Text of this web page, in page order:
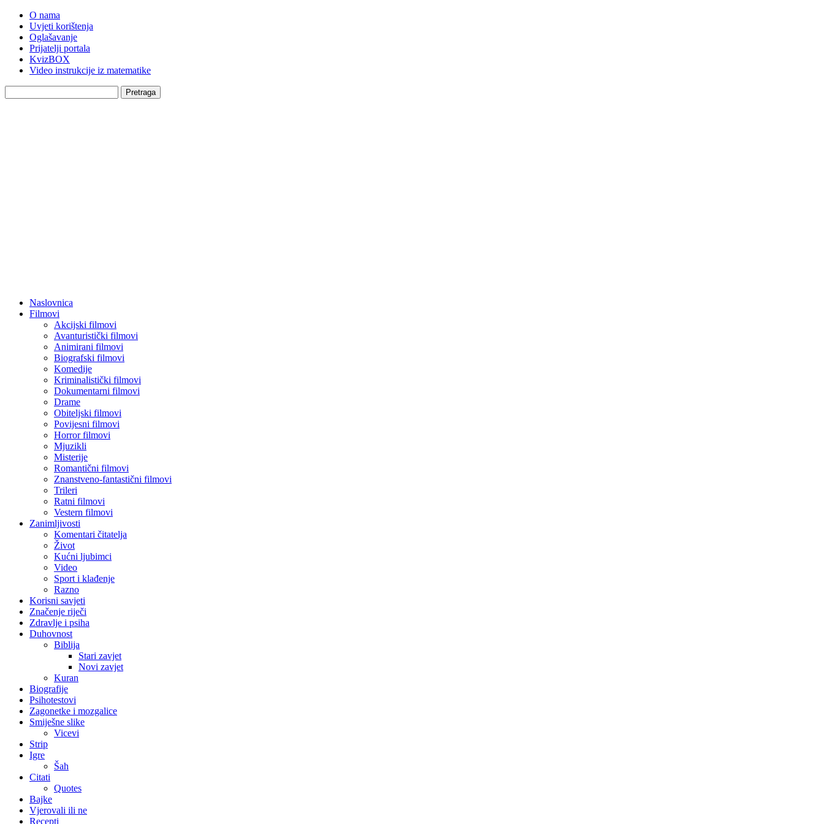
O nama
Uvjeti korištenja
Oglašavanje
Prijatelji portala
KvizBOX
Video instrukcije iz matematike
Pretraga
Naslovnica
Filmovi
Akcijski filmovi
Avanturistički filmovi
Animirani filmovi
Biografski filmovi
Komedije
Kriminalistički filmovi
Dokumentarni filmovi
Drame
Obiteljski filmovi
Povijesni filmovi
Horror filmovi
Mjuzikli
Misterije
Romantični filmovi
Znanstveno-fantastični filmovi
Trileri
Ratni filmovi
Vestern filmovi
Zanimljivosti
Komentari čitatelja
Život
Kućni ljubimci
Video
Sport i klađenje
Razno
Korisni savjeti
Značenje riječi
Zdravlje i psiha
Duhovnost
Biblija
Stari zavjet
Novi zavjet
Kuran
Biografije
Psihotestovi
Zagonetke i mozgalice
Smiješne slike
Vicevi
Strip
Igre
Šah
Citati
Quotes
Bajke
Vjerovali ili ne
Recepti